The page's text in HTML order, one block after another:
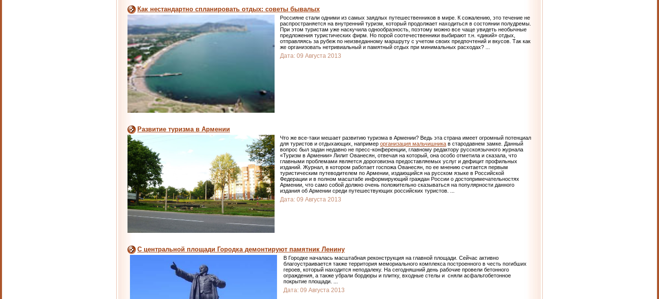
Как нестандартно спланировать отдых: советы бывалых
Россияне стали одними из самых заядлых путешественников в мире. К сожалению, это течение не
распространяется на внутренний туризм, который продолжает находиться в состоянии полудремы.
При этом туристам уже наскучила однообразность, поэтому можно все чаще увидеть необычные
предложения туристических фирм. Но порой соотечественники выбирают т.н. «дикий» отдых,
отправляясь за рубеж по неизведанному маршруту с учетом своих предпочтений и вкусов. Так как
же организовать нетривиальный и памятный отдых при минимальных расходах?
Дата: 09 Августа 2013
Развитие туризма в Армении
Что же все-таки мешает развитию туризма в Армении? Ведь эта страна имеет огромный потенциал
для туристов и отдыхающих, например организация мальчишника в стародавнем замке. Данный
вопрос был задан недавно не пресс-конференции, главному редактору русскоязычного журнала
«Туризм в Армении» Лилит Ованесян, отвечая на который, она особо отметила и сказала, что
главными проблемами является дороговизна предоставляемых услуг и дефицит профильных
изданий. Журнал, в котором работает госпожа Ованесян, по ее мнению считается первым
туристическим путеводителем по Армении, издающийся на русском языке в Российской
Федерации и в полном масштабе информирующий граждан России о достопримечательностях
Армении, что само собой должно очень положительно сказываться на популярности данного
издания об Армении среди путешествующих российских туристов.
Дата: 09 Августа 2013
С центральной площади Городка демонтируют памятник Ленину
В Городке началась масштабная реконструкция на главной площади. Сейчас активно
благоустраивается также территория мемориального комплекса построенного в честь погибших
героев, который находится неподалеку. На сегодняшний день рабочие провели бетонного
ограждения, а также убрали бордюры и плитку, входные стелы и сняли асфальтобетонное
покрытие площади.
Дата: 09 Августа 2013